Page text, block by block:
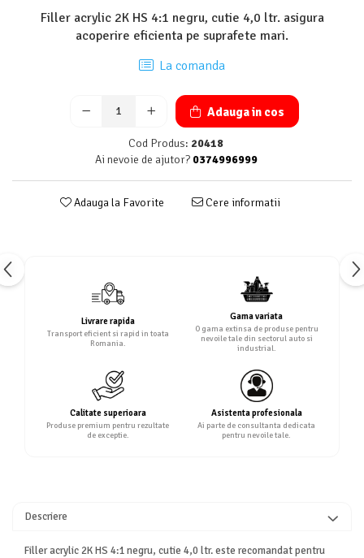
Filler acrylic 2K HS 4:1 negru, cutie 4,0 ltr. asigura
acoperire eficienta pe suprafete mari.
La comanda
Adauga in cos
Cod Produs: 20418
Ai nevoie de ajutor? 0374996999
Adauga la Favorite Cere informatii
Livrare rapida
Transport eficient si rapid in toata
Romania.
Gama variata
O gama extinsa de produse pentru
nevoile tale din sectorul auto si
industrial.
Calitate superioara
Produse premium pentru rezultate
de exceptie.
Asistenta profesionala
Ai parte de consultanta dedicata
pentru nevoile tale.
Descriere
Filler acrylic 2K HS 4:1 negru, cutie 4,0 ltr. este recomandat pentru